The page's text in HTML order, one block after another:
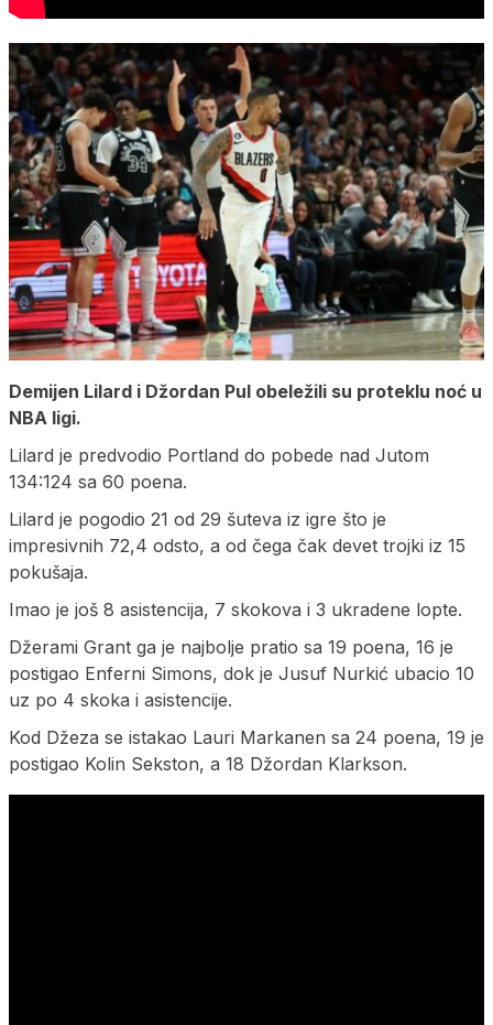
Demijen Lilard i Džordan Pul obeležili su proteklu noć u
NBA ligi.
Lilard je predvodio Portland do pobede nad Jutom
134:124 sa 60 poena.
Lilard je pogodio 21 od 29 šuteva iz igre što je
impresivnih 72,4 odsto, a od čega čak devet trojki iz 15
pokušaja.
Imao je još 8 asistencija, 7 skokova i 3 ukradene lopte.
Džerami Grant ga je najbolje pratio sa 19 poena, 16 je
postigao Enferni Simons, dok je Jusuf Nurkić ubacio 10
uz po 4 skoka i asistencije.
Kod Džeza se istakao Lauri Markanen sa 24 poena, 19 je
postigao Kolin Sekston, a 18 Džordan Klarkson.